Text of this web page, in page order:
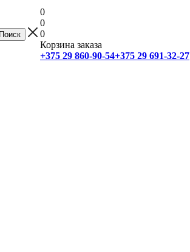
0
0
0
Корзина заказа
+375 29 860-90-54+375 29 691-32-27